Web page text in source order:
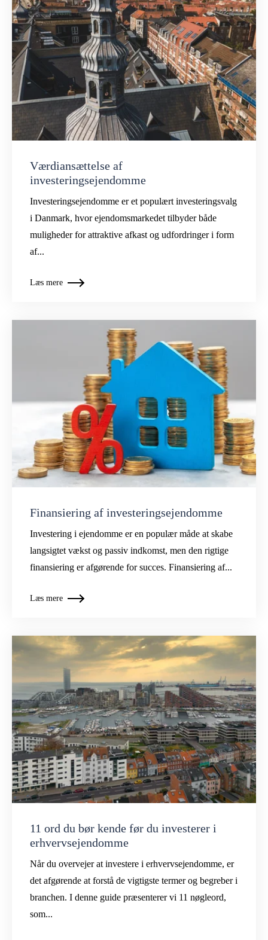
Værdiansættelse af
investeringsejendomme
Investeringsejendomme er et populært investeringsvalg
i Danmark, hvor ejendomsmarkedet tilbyder både
muligheder for attraktive afkast og udfordringer i form
af...
Læs mere
Finansiering af investeringsejendomme
Investering i ejendomme er en populær måde at skabe
langsigtet vækst og passiv indkomst, men den rigtige
finansiering er afgørende for succes. Finansiering af...
Læs mere
11 ord du bør kende før du investerer i
erhvervsejendomme
Når du overvejer at investere i erhvervsejendomme, er
det afgørende at forstå de vigtigste termer og begreber i
branchen. I denne guide præsenterer vi 11 nøgleord,
som...